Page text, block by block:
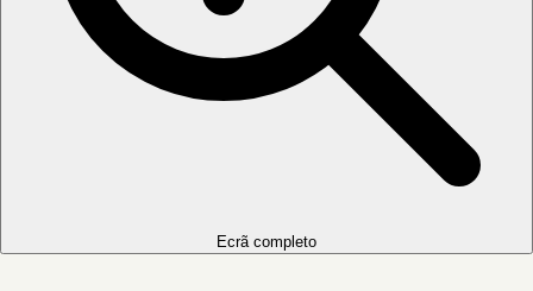
Ecrã completo